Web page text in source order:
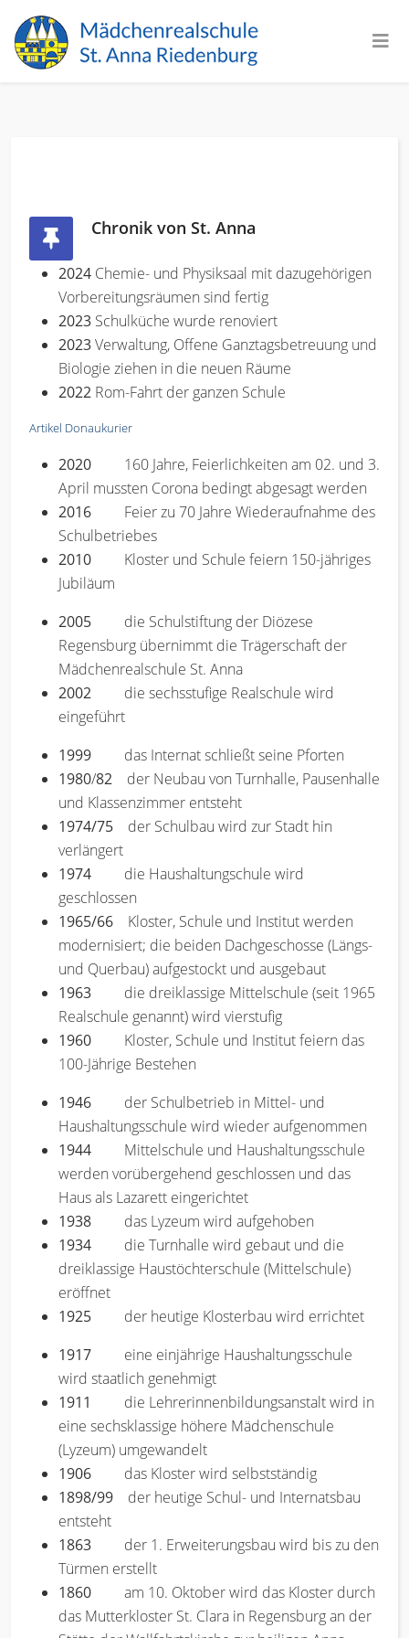
Chronik von St. Anna
2024 Chemie- und Physiksaal mit dazugehörigen
Vorbereitungsräumen sind fertig
2023 Schulküche wurde renoviert
2023Verwaltung, Offene Ganztagsbetreuung und
Biologie ziehen in die neuen Räume
2022 Rom-Fahrt der ganzen Schule
Artikel Donaukurier
2020
160 Jahre, Feierlichkeiten am 02. und 3.
April mussten Corona bedingt abgesagt werden
2016 Feier zu 70 Jahre Wiederaufnahme des
Schulbetriebes
2010 Kloster und Schule feiern 150-jähriges
Jubiläum
2005 die Schulstiftung der Diözese
Regensburg übernimmt die Trägerschaft der
Mädchenrealschule St. Anna
2002 die sechsstufige Realschule wird
eingeführt
1999 das Internat schließt seine Pforten
1980/82 der Neubau von Turnhalle, Pausenhalle
und Klassenzimmer entsteht
1974/75 der Schulbau wird zur Stadt hin
verlängert
1974 die Haushaltungschule wird
geschlossen
1965/66 Kloster, Schule und Institut werden
modernisiert; die beiden Dachgeschosse (Längs-
und Querbau) aufgestockt und ausgebaut
1963 die dreiklassige Mittelschule (seit 1965
Realschule genannt) wird vierstufig
1960 Kloster, Schule und Institut feiern das
100-Jährige Bestehen
1946 der Schulbetrieb in Mittel- und
Haushaltungsschule wird wieder aufgenommen
1944 Mittelschule und Haushaltungsschule
werden vorübergehend geschlossen und das
Haus als Lazarett eingerichtet
1938 das Lyzeum wird aufgehoben
1934 die Turnhalle wird gebaut und die
dreiklassige Haustöchterschule (Mittelschule)
eröffnet
1925 der heutige Klosterbau wird errichtet
1917 eine einjährige Haushaltungsschule
wird staatlich genehmigt
1911 die Lehrerinnenbildungsanstalt wird in
eine sechsklassige höhere Mädchenschule
(Lyzeum) umgewandelt
1906 das Kloster wird selbstständig
1898/99 der heutige Schul- und Internatsbau
entsteht
1863 der 1. Erweiterungsbau wird bis zu den
Türmen erstellt
1860
am 10. Oktober wird das Kloster durch
das Mutterkloster St. Clara in Regensburg an der